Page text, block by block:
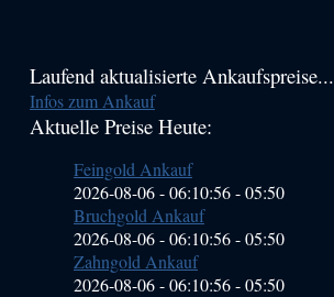
Haupt-
Sidebar
Laufend aktualisierte Ankaufspreise...
Infos zum Ankauf
Aktuelle Preise Heute:
Feingold Ankauf
2026-08-06 - 06:10:56-05:50
Bruchgold Ankauf
2026-08-06 - 06:10:56-05:50
Zahngold Ankauf
2026-08-06 - 06:10:56-05:50